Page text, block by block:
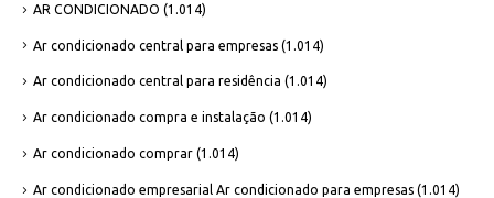
AR CONDICIONADO (1.014)
Ar condicionado central para empresas (1.014)
Ar condicionado central para residência (1.014)
Ar condicionado compra e instalação (1.014)
Ar condicionado comprar (1.014)
Ar condicionado empresarial Ar condicionado para empresas (1.014)